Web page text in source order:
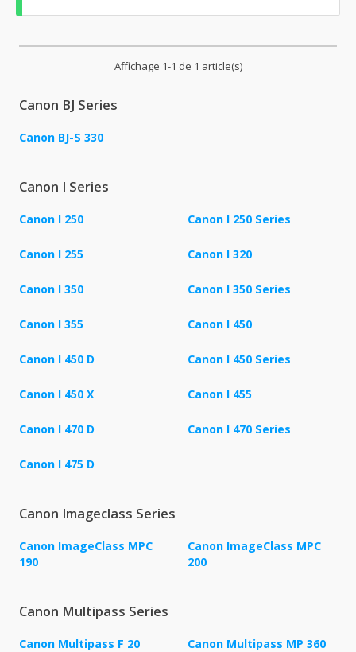
Affichage 1-1 de 1 article(s)
Canon BJ Series
Canon BJ-S 330
Canon I Series
Canon I 250 Canon I 250 Series
Canon I 255 Canon I 320
Canon I 350 Canon I 350 Series
Canon I 355 Canon I 450
Canon I 450 D Canon I 450 Series
Canon I 450 X Canon I 455
Canon I 470 D Canon I 470 Series
Canon I 475 D
Canon Imageclass Series
Canon ImageClass MPC
190
Canon ImageClass MPC
200
Canon Multipass Series
Canon Multipass F 20 Canon Multipass MP 360